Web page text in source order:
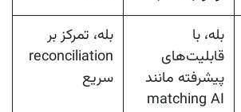
بله، با
قابلیت‌های
پیشرفته مانند
matching AI
بله، تمرکز بر
reconciliation
سریع